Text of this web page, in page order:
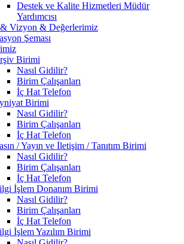
Destek ve Kalite Hizmetleri Müdür
Yardımcısı
Vizyon & Değerlerimiz
Şeması
Birimi
Nasıl Gidilir?
Birim Çalışanları
İç Hat Telefon
Birimi
Nasıl Gidilir?
Birim Çalışanları
İç Hat Telefon
/ Yayın ve İletişim / Tanıtım Birimi
Nasıl Gidilir?
Birim Çalışanları
İç Hat Telefon
İşlem Donanım Birimi
Nasıl Gidilir?
Birim Çalışanları
İç Hat Telefon
İşlem Yazılım Birimi